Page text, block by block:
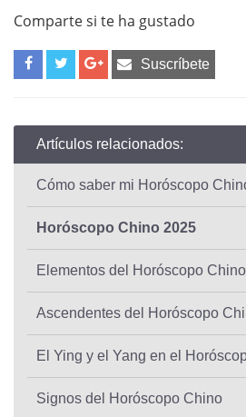
Comparte si te ha gustado
Suscríbete
Artículos relacionados:
Cómo saber mi Horóscopo
Horóscopo Chino 2025
Elementos del Horóscopo Chino
Ascendentes del Horóscopo
El Ying y el Yang en el
Signos del Horóscopo Chino